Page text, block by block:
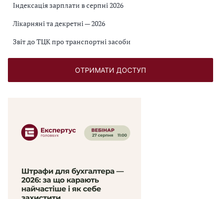
Індексація зарплати в серпні 2026
Лікарняні та декретні — 2026
Звіт до ТЦК про транспортні засоби
ОТРИМАТИ ДОСТУП